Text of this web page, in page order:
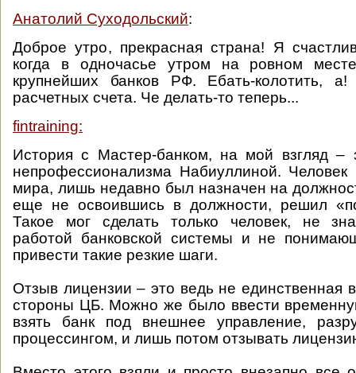
Анатолий Суходольский:
Доброе утро, прекрасная страна! Я
когда в одночасье утром на ровном
крупнейших банков РФ. Ебать-колотить,
расчетных счета. Че делать-то теперь...
fintraining:
История с Мастер-банком, на мой взгляд –
непрофессионализма Набиуллиной. Человек
мира, лишь недавно был назначен на
еще не освоившись в должности, решил
Такое мог сделать только человек, не
работой банковской системы и не
привести такие резкие шаги.
Отзыв лицензии – это ведь не единственная
стороны ЦБ. Можно же было ввести
взять банк под внешнее управление,
процессингом, и лишь потом отзывать